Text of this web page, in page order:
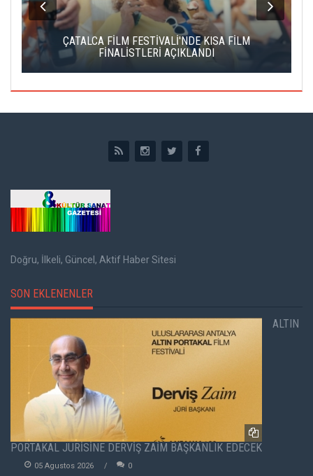
ÇATALCA FİLM FESTİVALİ'NDE KISA FİLM
FİNALİSTLERİ AÇIKLANDI
Doğru, İlkeli, Güncel, Aktif Haber Sitesi
SON EKLENENLER
ALTIN
PORTAKAL JÜRİSİNE DERVİŞ ZAİM BAŞKANLIK EDECEK
05 Agustos 2026 0